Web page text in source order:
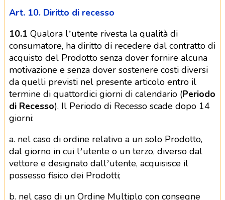
Art. 10. Diritto di recesso
10.1 Qualora l’utente rivesta la qualità di
consumatore, ha diritto di recedere dal contratto di
acquisto del Prodotto senza dover fornire alcuna
motivazione e senza dover sostenere costi diversi
da quelli previsti nel presente articolo entro il
termine di quattordici giorni di calendario (Periodo
di Recesso). Il Periodo di Recesso scade dopo 14
giorni:
a. nel caso di ordine relativo a un solo Prodotto,
dal giorno in cui l’utente o un terzo, diverso dal
vettore e designato dall’utente, acquisisce il
possesso fisico dei Prodotti;
b. nel caso di un Ordine Multiplo con consegne